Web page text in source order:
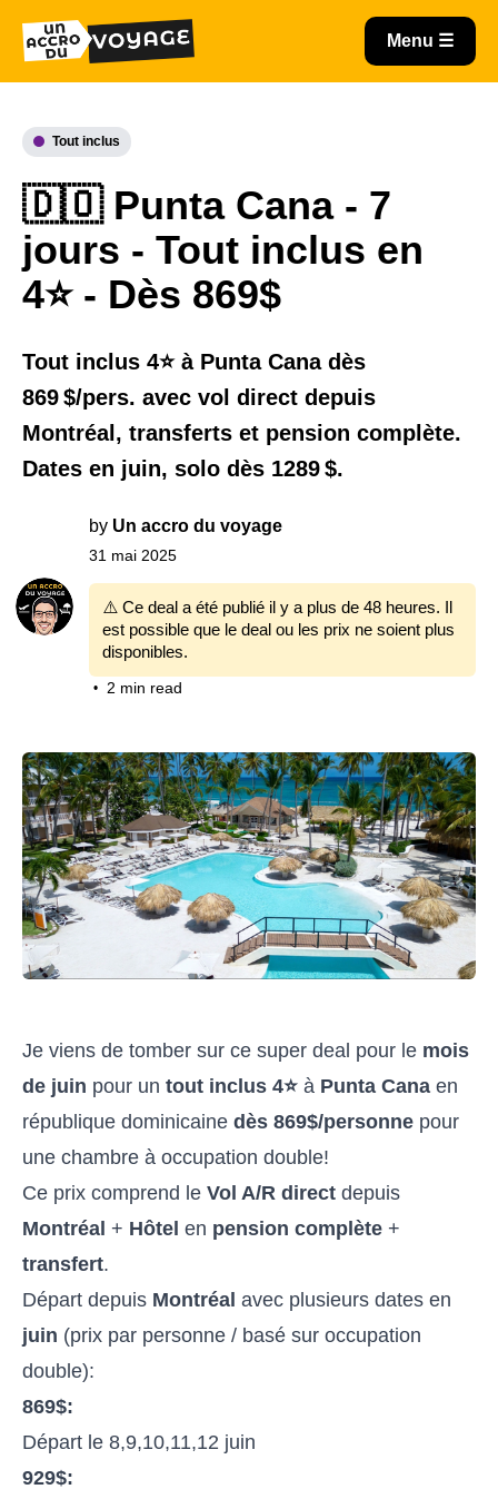
Tout inclus
🇩🇴 Punta Cana - 7
jours - Tout inclus en
4⭐️ - Dès 869$
Tout inclus 4⭐️ à Punta Cana dès
869 $/pers. avec vol direct depuis
Montréal, transferts et pension complète.
Dates en juin, solo dès 1289 $.
by Un accro du voyage
31 mai 2025
⚠️ Ce deal a été publié il y a plus de 48 heures. Il
est possible que le deal ou les prix ne soient plus
disponibles.
• 2 min read
Je viens de tomber sur ce super deal pour le mois
de juin pour un tout inclus 4⭐️ à Punta Cana en
république dominicaine dès 869$/personne pour
une chambre à occupation double!
Ce prix comprend le Vol A/R direct depuis
Montréal + Hôtel en pension complète +
transfert.
Départ depuis Montréal avec plusieurs dates en
juin (prix par personne / basé sur occupation
double):
869$:
Départ le 8,9,10,11,12 juin
929$: